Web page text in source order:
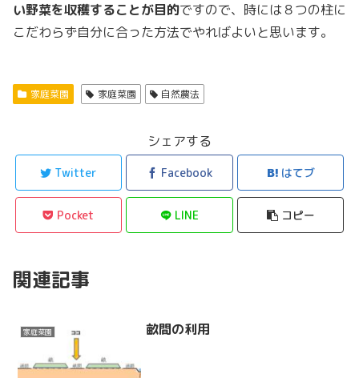
い野菜を収穫することが目的ですので、時には８つの柱に
こだわらず自分に合った方法でやればよいと思います。
家庭菜園 家庭菜園 自然農法
シェアする
Twitter Facebook はてブ
Pocket LINE コピー
関連記事
家庭菜園 畝間の利用